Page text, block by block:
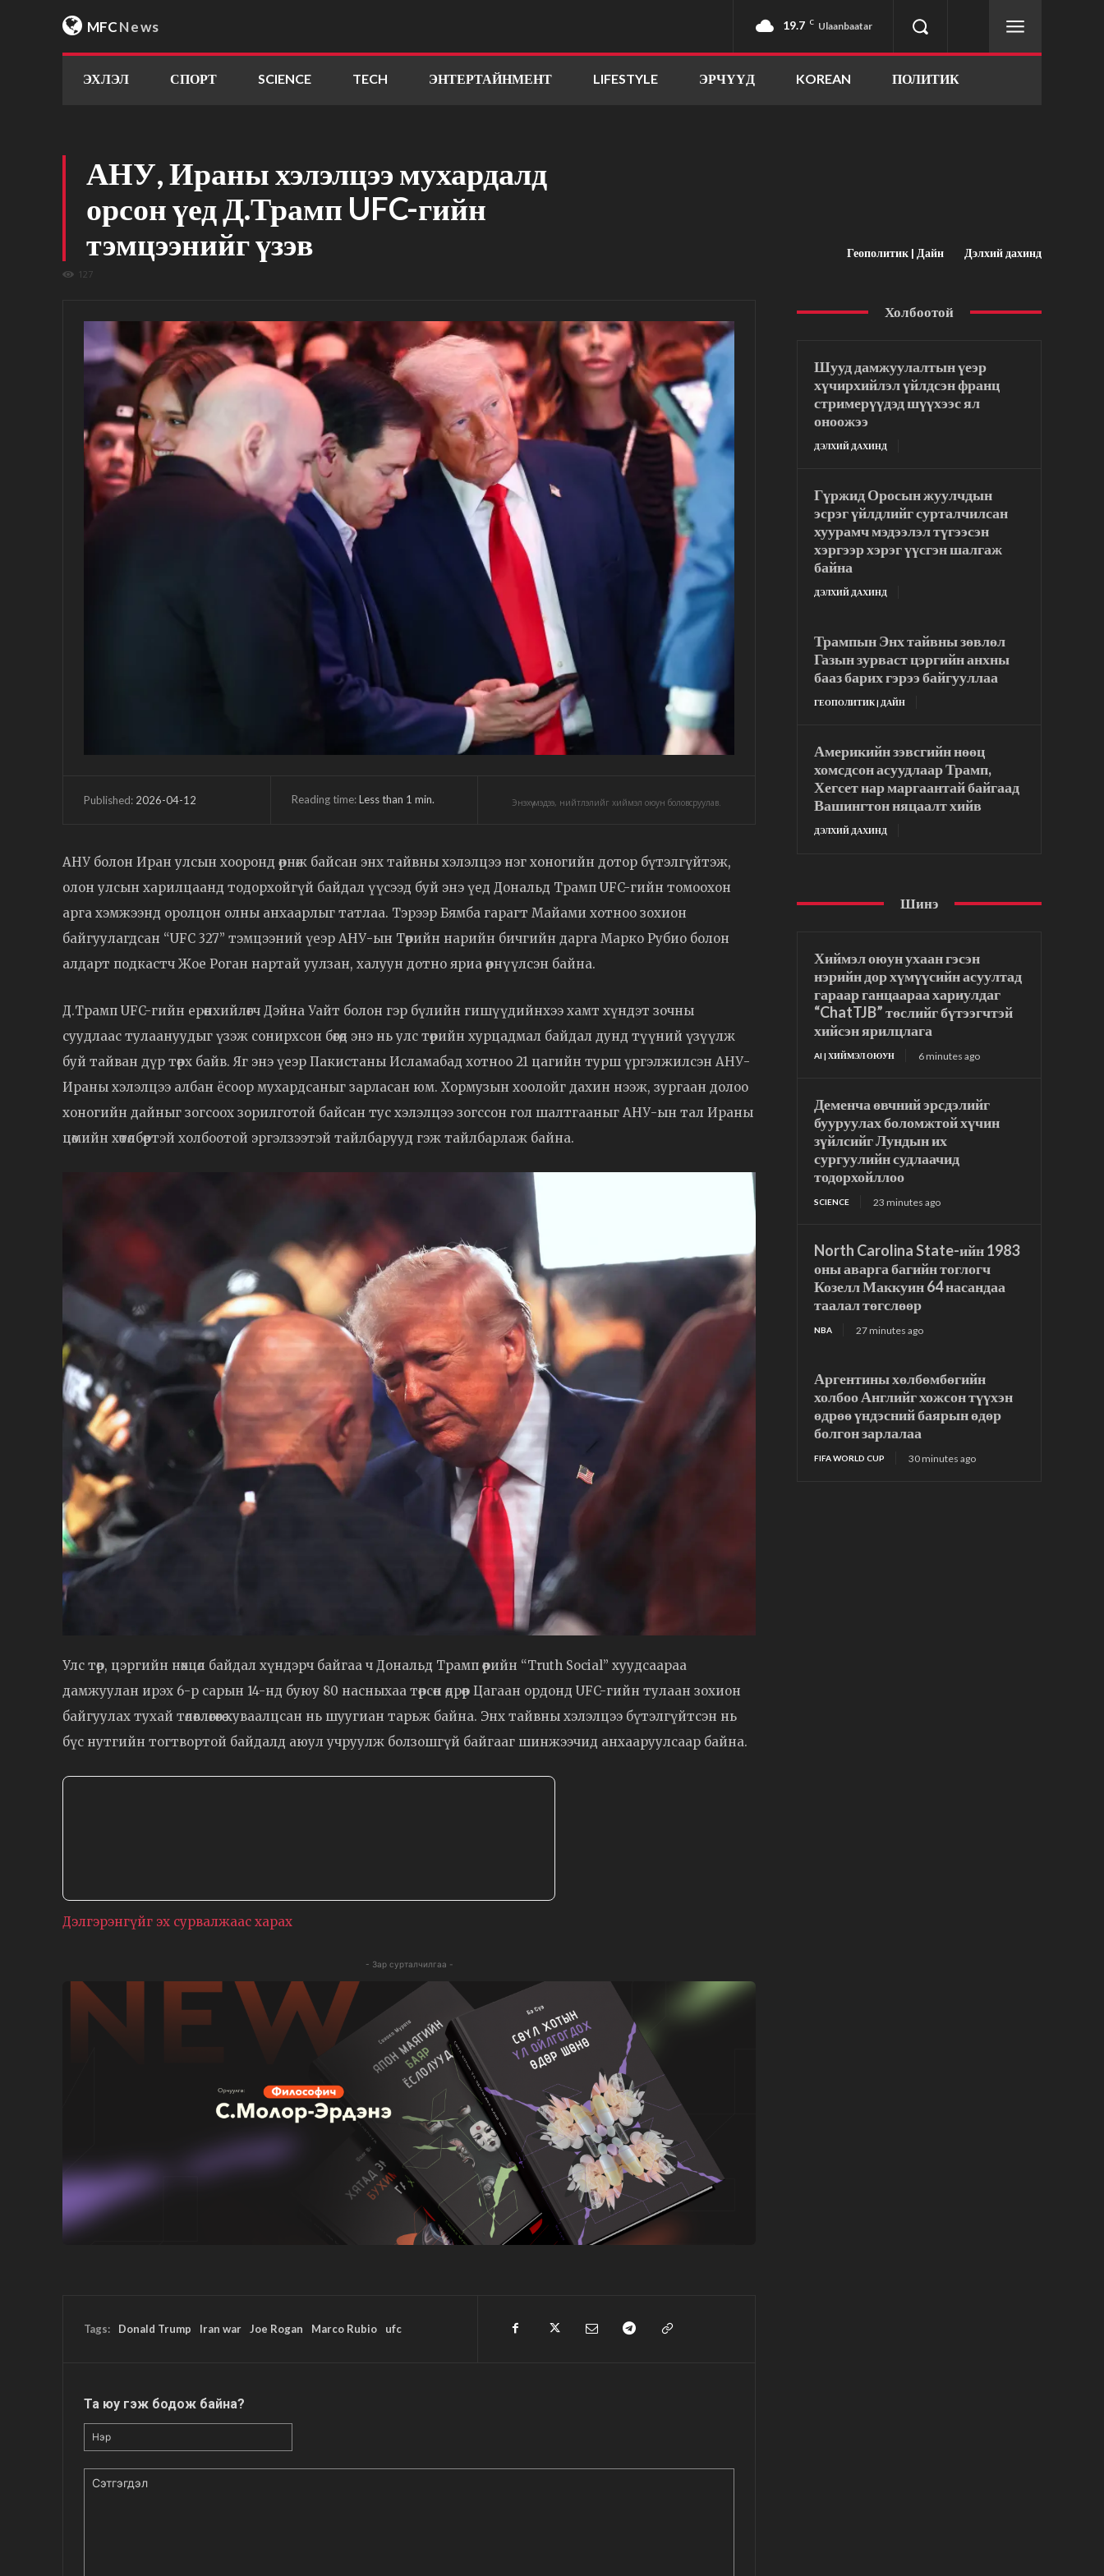
MFCNews 19.7 C Ulaanbaatar
ЭХЛЭЛ СПОРТ SCIENCE TECH ЭНТЕРТАЙНМЕНТ LIFESTYLE ЭРЧҮҮД KOREAN ПОЛИТИК
АНУ, Ираны хэлэлцээ мухардалд
орсон үед Д.Трамп UFC-гийн
тэмцээнийг үзэв
127
Геополитик | Дайн Дэлхий дахинд
Published: 2026-04-12 Reading time:Less than 1 min. Энэхүү мэдээ, нийтлэлийг хиймэл оюун боловсруулав.
АНУ болон Иран улсын хооронд өрнөж байсан энх тайвны хэлэлцээ нэг хоногийн дотор бүтэлгүйтэж,
олон улсын харилцаанд тодорхойгүй байдал үүсээд буй энэ үед Дональд Трамп UFC-гийн томоохон
арга хэмжээнд оролцон олны анхаарлыг татлаа. Тэрээр Бямба гарагт Майами хотноо зохион
байгуулагдсан “UFC 327” тэмцээний үеэр АНУ-ын Төрийн нарийн бичгийн дарга Марко Рубио болон
алдарт подкастч Жое Роган нартай уулзан, халуун дотно яриа өрнүүлсэн байна.
Д.Трамп UFC-гийн ерөнхийлөгч Дэйна Уайт болон гэр бүлийн гишүүдийнхээ хамт хүндэт зочны
суудлаас тулаануудыг үзэж сонирхсон бөгөөд энэ нь улс төрийн хурцадмал байдал дунд түүний үзүүлж
буй тайван дүр төрх байв. Яг энэ үеэр Пакистаны Исламабад хотноо 21 цагийн турш үргэлжилсэн АНУ-
Ираны хэлэлцээ албан ёсоор мухардсаныг зарласан юм. Хормузын хоолойг дахин нээж, зургаан долоо
хоногийн дайныг зогсоох зорилготой байсан тус хэлэлцээ зогссон гол шалтгааныг АНУ-ын тал Ираны
цөмийн хөтөлбөртэй холбоотой эргэлзээтэй тайлбарууд гэж тайлбарлаж байна.
Улс төр, цэргийн нөхцөл байдал хүндэрч байгаа ч Дональд Трамп өөрийн “Truth Social” хуудсаараа
дамжуулан ирэх 6-р сарын 14-нд буюу 80 насныхаа төрсөн өдрөөр Цагаан ордонд UFC-гийн тулаан зохион
байгуулах тухай төлөвлөгөөгөө хуваалцсан нь шуугиан тарьж байна. Энх тайвны хэлэлцээ бүтэлгүйтсэн нь
бүс нутгийн тогтвортой байдалд аюул учруулж болзошгүй байгааг шинжээчид анхааруулсаар байна.
Дэлгэрэнгүйг эх сурвалжаас харах
- Зар сурталчилгаа -
Tags: Donald Trump Iran war Joe Rogan Marco Rubio ufc
Та юу гэж бодож байна?
Холбоотой
Шууд дамжуулалтын үеэр
хүчирхийлэл үйлдсэн франц
стримерүүдэд шүүхээс ял
оноожээ
ДЭЛХИЙ ДАХИНД
Гүржид Оросын жуулчдын
эсрэг үйлдлийг сурталчилсан
хуурамч мэдээлэл түгээсэн
хэргээр хэрэг үүсгэн шалгаж
байна
ДЭЛХИЙ ДАХИНД
Трампын Энх тайвны зөвлөл
Газын зурваст цэргийн анхны
бааз барих гэрээ байгууллаа
ГЕОПОЛИТИК | ДАЙН
Америкийн зэвсгийн нөөц
хомсдсон асуудлаар Трамп,
Хегсет нар маргаантай байгаад
Вашингтон няцаалт хийв
ДЭЛХИЙ ДАХИНД
Шинэ
Хиймэл оюун ухаан гэсэн
нэрийн дор хүмүүсийн асуултад
гараар ганцаараа хариулдаг
“ChatTJB” төслийг бүтээгчтэй
хийсэн ярилцлага
AI | ХИЙМЭЛ ОЮУН 6 minutes ago
Деменча өвчний эрсдэлийг
бууруулах боломжтой хүчин
зүйлсийг Лундын их
сургуулийн судлаачид
тодорхойллоо
SCIENCE 23 minutes ago
North Carolina State-ийн 1983
оны аварга багийн тоглогч
Козелл Маккуин 64 насандаа
таалал төгслөөр
NBA 27 minutes ago
Аргентины хөлбөмбөгийн
холбоо Английг хожсон түүхэн
өдрөө үндэсний баярын өдөр
болгон зарлалаа
FIFA WORLD CUP 30 minutes ago